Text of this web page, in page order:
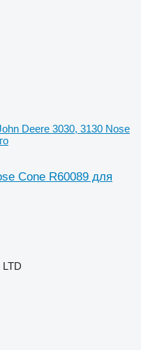
Deere 3030, 3130 Nose
Cone R60089 для